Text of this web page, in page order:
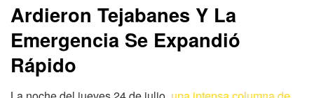
Ardieron Tejabanes Y La
Emergencia Se Expandió
Rápido